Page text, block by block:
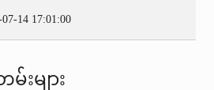
07-14 17:01:00
းများ